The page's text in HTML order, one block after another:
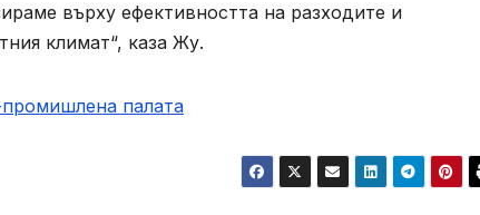
върху ефективността на разходите и
климат“, каза Жу.
палaта